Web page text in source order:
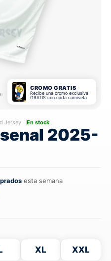
CROMO GRATIS
Recibe una cromo exclusiva
GRATIS con cada camiseta
Jersey En stock
2025-
esta semana
XL XXL